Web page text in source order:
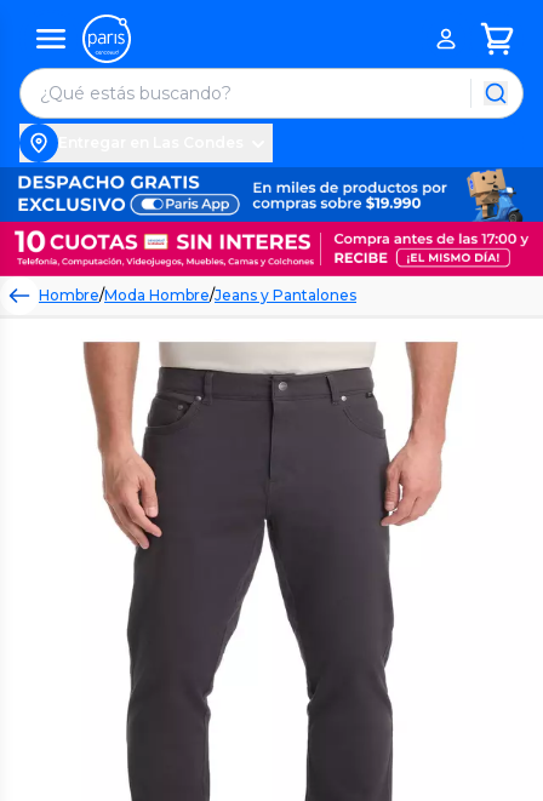
Hombre/Moda Hombre/Jeans y Pantalones